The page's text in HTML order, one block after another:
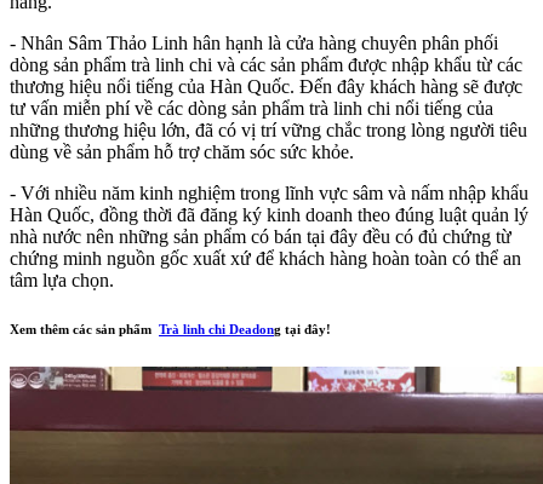
- Nhân Sâm Thảo Linh hân hạnh là cửa hàng chuyên phân phối
dòng sản phẩm trà linh chi và các sản phẩm được nhập khẩu từ các
thương hiệu nổi tiếng của Hàn Quốc. Đến đây khách hàng sẽ được
tư vấn miễn phí về các dòng sản phẩm trà linh chi nổi tiếng của
những thương hiệu lớn, đã có vị trí vững chắc trong lòng người tiêu
dùng về sản phẩm hỗ trợ chăm sóc sức khỏe.
- Với nhiều năm kinh nghiệm trong lĩnh vực sâm và nấm nhập khẩu
Hàn Quốc, đồng thời đã đăng ký kinh doanh theo đúng luật quản lý
nhà nước nên những sản phẩm có bán tại đây đều có đủ chứng từ
chứng minh nguồn gốc xuất xứ để khách hàng hoàn toàn có thể an
tâm lựa chọn.
Xem thêm các sản phẩm Trà linh chi Deadong tại đây!